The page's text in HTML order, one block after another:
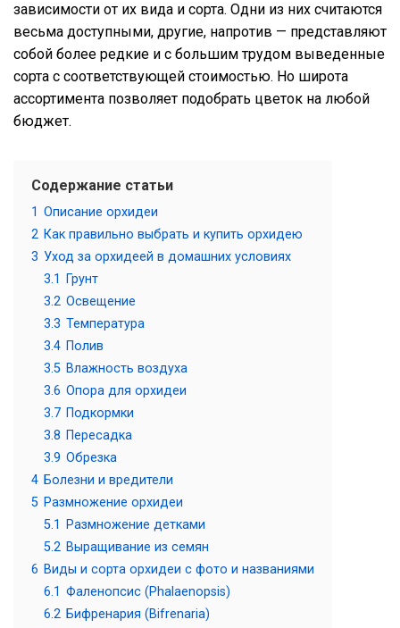
зависимости от их вида и сорта. Одни из них считаются
весьма доступными, другие, напротив — представляют
собой более редкие и с большим трудом выведенные
сорта с соответствующей стоимостью. Но широта
ассортимента позволяет подобрать цветок на любой
бюджет.
Содержание статьи
1 Описание орхидеи
2 Как правильно выбрать и купить орхидею
3 Уход за орхидеей в домашних условиях
3.1 Грунт
3.2 Освещение
3.3 Температура
3.4 Полив
3.5 Влажность воздуха
3.6 Опора для орхидеи
3.7 Подкормки
3.8 Пересадка
3.9 Обрезка
4 Болезни и вредители
5 Размножение орхидеи
5.1 Размножение детками
5.2 Выращивание из семян
6 Виды и сорта орхидеи с фото и названиями
6.1 Фаленопсис (Phalaenopsis)
6.2 Бифренария (Bifrenaria)